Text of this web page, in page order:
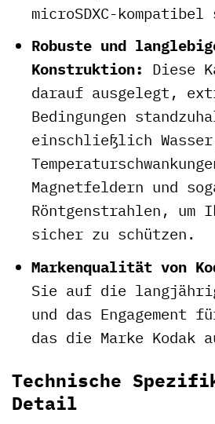
microSDXC-
Robuste und
Konstruktion: Diese
darauf ausgelegt,
Bedingungen
einschließlich
Magnetfeldern und
Röntgenstrahlen, um
sicher zu schützen.
Markenqualität von
Sie auf die
und das Engagement
das die Marke Kodak
Technische
Detail